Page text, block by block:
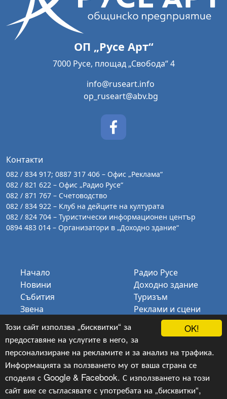
OK!
Този сайт използва „бисквитки“ за
предоставяне на услугите в него, за
персонализиране на рекламите и за анализ на трафика.
Информацията за ползването му от ваша страна се
споделя с Google & Facebook. С използването на този
сайт вие се съгласявате с употребата на „бисквитки“,
ОП „Русе Арт“
7000 Русе, площад „Свобода“ 4
info@ruseart.info
op_ruseart@abv.bg
Контакти
082 / 834 917; 0887 317 406 – Офис „Реклама“
082 / 821 622 – Офис „Радио Русе“
082 / 871 767 – Счетоводство
082 / 834 922 – Клуб на дейците на културата
082 / 824 704 – Туристически информационен център
0894 483 014 – Организатори в „Доходно здание“
Начало
Новини
Събития
Звена
За нас
Контакти
Радио Русе
Доходно здание
Туризъм
Реклами и сцени
Биг Бенд Русе
Copyright © 2024-2026, v.1.11,ОП „Русе Арт“, Уеб